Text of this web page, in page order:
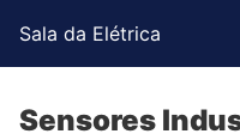
Sala da Elétrica
Sensores